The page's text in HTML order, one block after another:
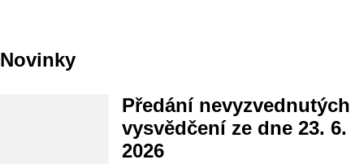
Novinky
Předání nevyzvednutých
vysvědčení ze dne 23. 6.
2026